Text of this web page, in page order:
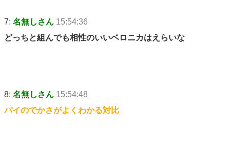
7: 名無しさん 15:54:36
どっちと組んでも相性のいいベロニカはえらいな
8: 名無しさん 15:54:48
パイのでかさがよくわかる対比